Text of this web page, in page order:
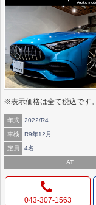
※表示価格は全て税込です。
年式 2022/R4
車検 R9年12月
定員 4名
AT
043-307-1563